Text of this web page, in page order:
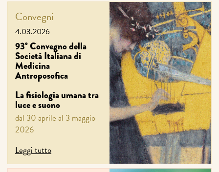
Convegni
4.03.2026
93° Convegno della
Società Italiana di
Medicina
Antroposofica
La fisiologia umana tra
luce e suono
dal 30 aprile al 3 maggio
2026
Leggi tutto